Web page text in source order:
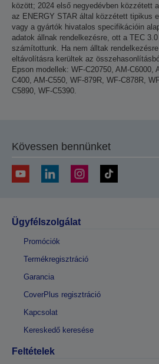
között; 2024 első negyedévben közzétett
az ENERGY STAR által közzétett tipikus
vagy a gyártók hivatalos specifikációin
adatok állnak rendelkezésre, ott a TEC
számítottunk. Ha nem álltak
eltávolításra kerültek az
Epson modellek: WF-C20750, AM-C6000,
C400, AM-C550, WF-879R, WF-C878R,
C5890, WF-C5390.
Kövessen bennünket
Ügyfélszolgálat
Promóciók
Termékregisztráció
Garancia
CoverPlus regisztráció
Kapcsolat
Kereskedő keresése
Feltételek